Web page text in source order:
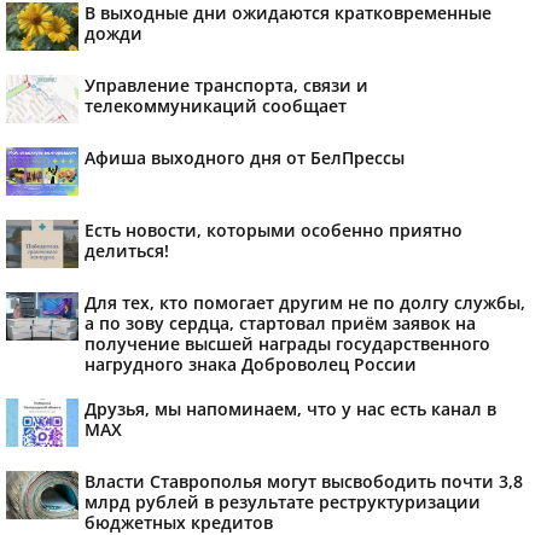
В выходные дни ожидаются кратковременные
дожди
Управление транспорта, связи и
телекоммуникаций сообщает
Афиша выходного дня от БелПрессы
Есть новости, которыми особенно приятно
делиться!
Для тех, кто помогает другим не по долгу службы,
а по зову сердца, стартовал приём заявок на
получение высшей награды государственного
нагрудного знака Доброволец России
Друзья, мы напоминаем, что у нас есть канал в
МАХ
Власти Ставрополья могут высвободить почти 3,8
млрд рублей в результате реструктуризации
бюджетных кредитов